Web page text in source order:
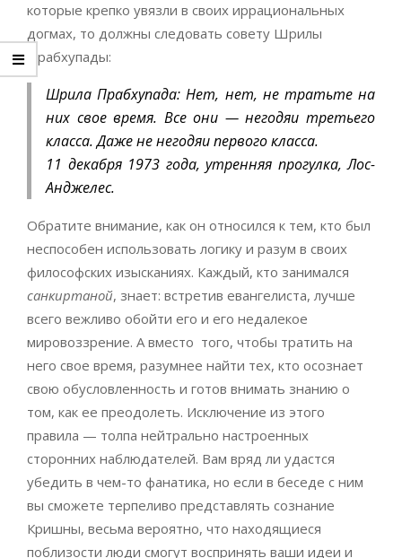
которые крепко увязли в своих иррациональных
догмах, то должны следовать совету Шрилы
Прабхупады:
Шрила Прабхупада: Нет, нет, не тратьте на
них свое время. Все они — негодяи третьего
класса. Даже не негодяи первого класса.
11 декабря 1973 года, утренняя прогулка, Лос-
Анджелес.
Обратите внимание, как он относился к тем, кто был
неспособен использовать логику и разум в своих
философских изысканиях. Каждый, кто занимался
санкиртаной, знает: встретив евангелиста, лучше
всего вежливо обойти его и его недалекое
мировоззрение. А вместо того, чтобы тратить на
него свое время, разумнее найти тех, кто осознает
свою обусловленность и готов внимать знанию о
том, как ее преодолеть. Исключение из этого
правила — толпа нейтрально настроенных
сторонних наблюдателей. Вам вряд ли удастся
убедить в чем-то фанатика, но если в беседе с ним
вы сможете терпеливо представлять сознание
Кришны, весьма вероятно, что находящиеся
поблизости люди смогут воспринять ваши идеи и